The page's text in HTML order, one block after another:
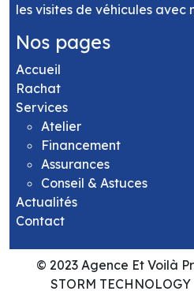
les visites de véhicules avec
Nos pages
Accueil
Rachat
Services
Atelier
Financement
Assurances
Conseil & Astuces
Actualités
Contact
© 2023 Agence Et Voilà
STORM TECHNOLOGY